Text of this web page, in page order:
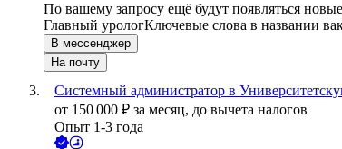
По вашему запросу ещё будут появляться
Главный урологКлючевые слова в названии
В мессенджер
На почту
Системный администратор в
от 150 000 ₽ за месяц, до вычета налогов
Опыт 1-3 года